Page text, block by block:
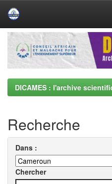
Skip
navigation
DICAMES : l'archive
Recherche
Dans :
Chercher